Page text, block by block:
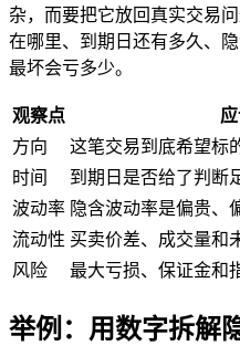
杂，而要把它放回真实交易问
在哪里、到期日还有多久、
最坏会亏多少。
观察点
方向
这笔交易到底希望标
时间
到期日是否给了判断
波动率 隐含波动率是偏贵、
流动性 买卖价差、成交量和
风险
最大亏损、保证金和
举例：用数字拆解